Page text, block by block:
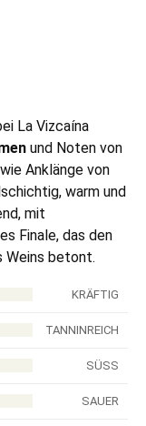
La Vizcaína
und Noten von
Anklänge von
warm und
mit
Finale, das den
Weins betont.
KRÄFTIG
TANNINREICH
SÜSS
SAUER